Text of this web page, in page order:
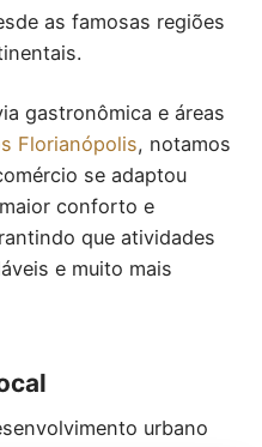
as famosas regiões
gastronômica e áreas
Florianópolis, notamos
se adaptou
conforto e
que atividades
e muito mais
urbano